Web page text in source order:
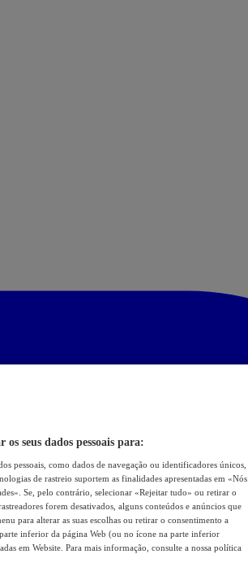
seus dados pessoais para:
pessoais, como dados de navegação ou identificadores únicos,
de rastreio suportem as finalidades apresentadas em «Nós
Se, pelo contrário, selecionar «Rejeitar tudo» ou retirar o
forem desativados, alguns conteúdos e anúncios que
para alterar as suas escolhas ou retirar o consentimento a
inferior da página Web (ou no ícone na parte inferior
em Website. Para mais informação, consulte a nossa política